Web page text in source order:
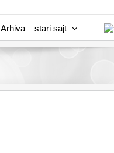
Arhiva – stari sajt